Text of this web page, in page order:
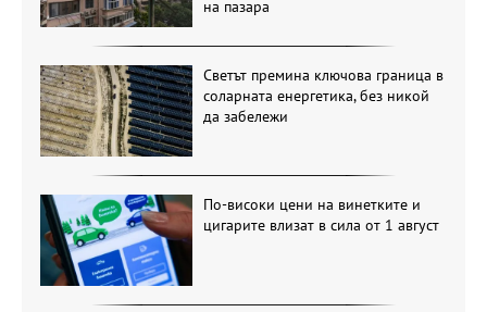
на пазара
Светът премина ключова граница в
соларната енергетика, без никой
да забележи
По-високи цени на винетките и
цигарите влизат в сила от 1 август